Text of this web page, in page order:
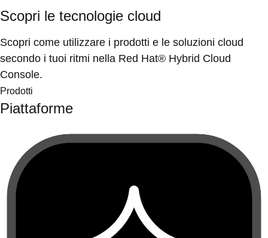
Scopri le tecnologie cloud
Scopri come utilizzare i prodotti e le soluzioni cloud
secondo i tuoi ritmi nella Red Hat® Hybrid Cloud
Console.
Prodotti
Piattaforme